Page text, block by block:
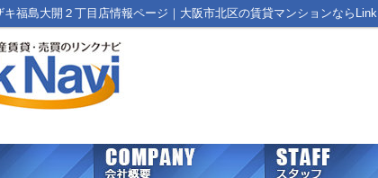
キ福島大開２丁目店情報ページ｜大阪市北区の賃貸マンションならLink